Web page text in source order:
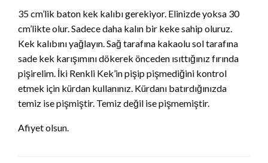
35 cm’lik baton kek kalıbı gerekiyor. Elinizde yoksa 30
cm’likte olur. Sadece daha kalın bir keke sahip oluruz.
Kek kalıbını yağlayın. Sağ tarafına kakaolu sol tarafına
sade kek karışımını dökerek önceden ısıttığınız fırında
pişirelim. İki Renkli Kek’in pişip pişmediğini kontrol
etmek için kürdan kullanınız. Kürdanı batırdığınızda
temiz ise pişmiştir. Temiz değil ise pişmemiştir.
Afiyet olsun.